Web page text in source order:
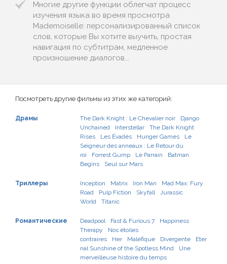
Многие другие функции облегчат процесс
изучения языка во время просмотра
Mademoiselle: персонализированный список
слов, которые Вы хотите выучить, простая
навигация по субтитрам, медленное
произношение диалогов...
Посмотреть другие фильмы из этих же категорий:
Драмы The Dark Knight : Le Chevalier noir
Django
Unchained
Interstellar
The Dark Knight
Rises
Les Évadés Hunger Games
Le
Seigneur des anneaux : Le Retour du
roi
Forrest Gump Le Parrain
Batman
Begins
Seul sur Mars
Триллеры Inception Matrix Iron Man
Mad Max: Fury
Road
Pulp Fiction Skyfall
Jurassic
World
Titanic
Романтические Deadpool Fast & Furious 7
Happiness
Therapy
Nos étoiles
contraires
Her Maléfique Divergente
Eter
nal Sunshine of the Spotless Mind
Une
merveilleuse histoire du temps